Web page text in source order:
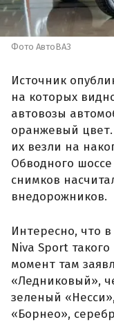
Фото АвтоВАЗ
Источник
на которых
автовозы
оранжевый
их везли на
Обводного
снимков
внедорожников.
Интересно, что
Niva Sport
момент там
«Ледниковый»,
зеленый
«Борнео»,